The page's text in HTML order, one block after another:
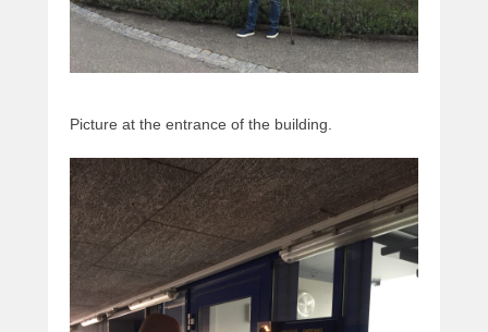
Picture at the entrance of the building.